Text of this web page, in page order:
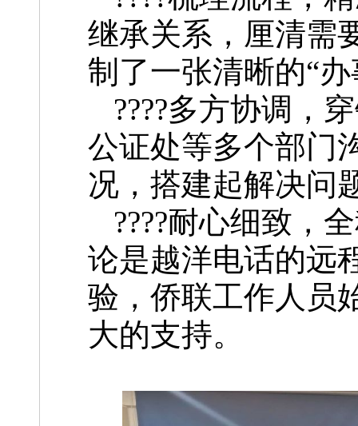
继承关系，厘清需
制了一张清晰的“
????多方协调，
公证处等多个部门
况，搭建起解决问
????耐心细致，
论是越洋电话的远
验，侨联工作人员
大的支持。